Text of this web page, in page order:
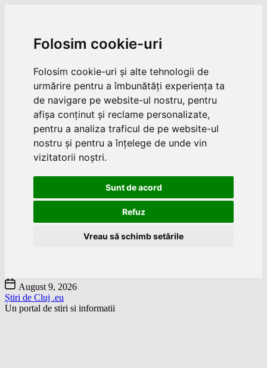
Folosim cookie-uri
Folosim cookie-uri și alte tehnologii de
urmărire pentru a îmbunătăți experiența ta
de navigare pe website-ul nostru, pentru
afișa conținut și reclame personalizate,
pentru a analiza traficul de pe website-ul
nostru și pentru a înțelege de unde vin
vizitatorii noștri.
Sunt de acord
Refuz
Vreau să schimb setările
Skip
to
the
content
August 9, 2026
Știri de Cluj .eu
Un portal de stiri si informatii